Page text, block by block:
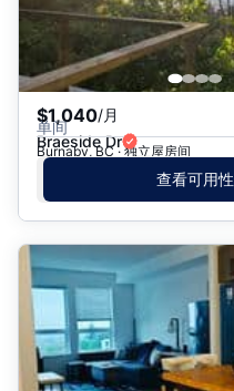
$1,040/月
单间
Braeside Dr
Burnaby, BC · 独立屋房间
查看可用性